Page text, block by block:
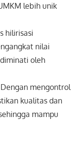
lebih unik
hilirisasi
nilai
oleh
mengontrol
kualitas dan
mampu